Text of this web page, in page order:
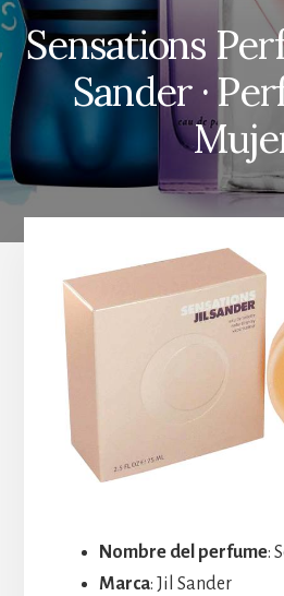
Sensations
Sander ·
Nombre del perfume:
Marca: Jil Sander